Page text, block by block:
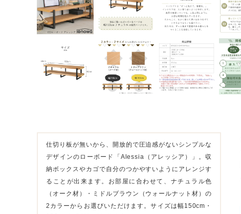
仕切り板が無いから、開放的で圧迫感がないシンプルな
デザインのローボード「Alessia（アレッシア）」。収
納ボックスやカゴで自分のつかやすいようにアレンジす
ることが出来ます。お部屋に合わせて、ナチュラル色
（オーク材）・ミドルブラウン（ウォールナット材）の
2カラーからお選びいただけます。サイズは幅150cm・